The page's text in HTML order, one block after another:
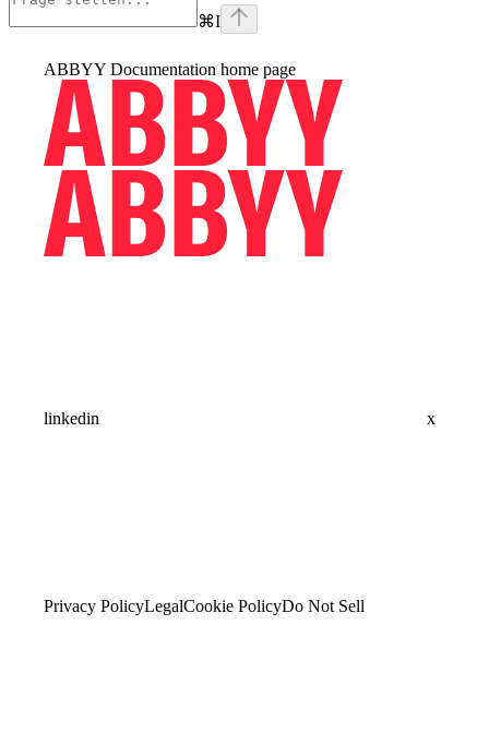
⌘I
ABBYY Documentation home page
linkedin x
Privacy PolicyLegalCookie PolicyDo Not Sell